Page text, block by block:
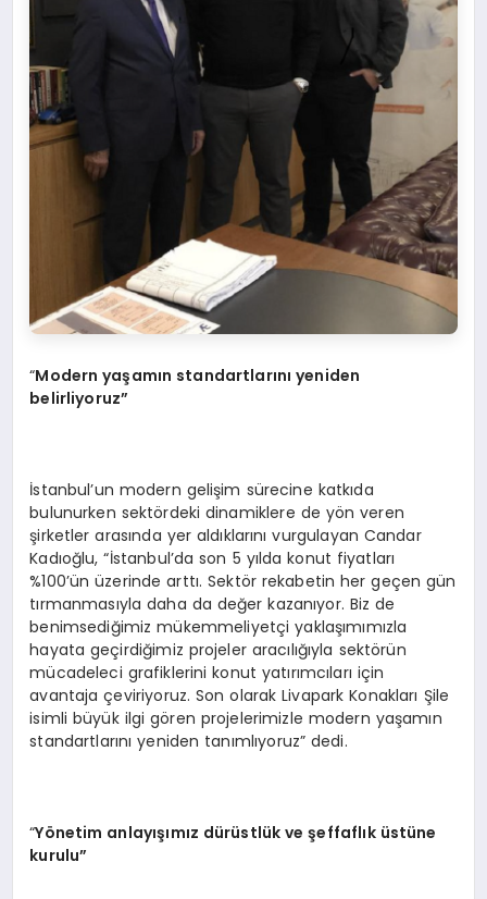
“Modern yaşamın standartlarını yeniden
belirliyoruz”
İstanbul’un modern gelişim sürecine katkıda
bulunurken sektördeki dinamiklere de yön veren
şirketler arasında yer aldıklarını vurgulayan Candar
Kadıoğlu, “İstanbul’da son 5 yılda konut fiyatları
%100’ün üzerinde arttı. Sektör rekabetin her geçen gün
tırmanmasıyla daha da değer kazanıyor. Biz de
benimsediğimiz mükemmeliyetçi yaklaşımımızla
hayata geçirdiğimiz projeler aracılığıyla sektörün
mücadeleci grafiklerini konut yatırımcıları için
avantaja çeviriyoruz. Son olarak Livapark Konakları Şile
isimli büyük ilgi gören projelerimizle modern yaşamın
standartlarını yeniden tanımlıyoruz” dedi.
“Yönetim anlayışımız dürüstlük ve şeffaflık üstüne
kurulu”